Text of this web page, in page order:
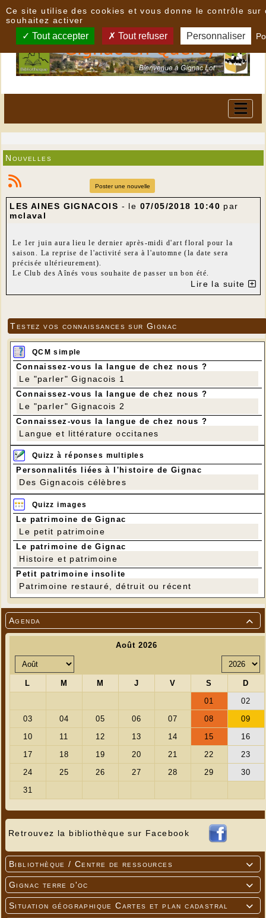

Agenda
Retrouvez la bibliothèque sur Facebook

Bibliothèque / Centre de ressources

Gignac terre d'oc

Situation géographique Cartes et plan cadastral
Nouvelles
Poster une nouvelle
LES AINES GIGNACOIS - le 07/05/2018 10:40 par
mclaval
Le 1er juin aura lieu le dernier après-midi d'art floral pour la
saison. La reprise de l'activité sera à l'automne (la date sera
précisée ultérieurement).
Le Club des Aînés vous souhaite de passer un bon été.
Photo des réalisations de l'activité du 27 avril dernier. Nous
étions 8 participantes...
Photo Marie-Claude Laval
Lire la suite
Testez vos connaissances sur Gignac
QCM simple
Connaissez-vous la langue de chez nous ?
Le "parler" Gignacois 1
Connaissez-vous la langue de chez nous ?
Le "parler" Gignacois 2
Connaissez-vous la langue de chez nous ?
Langue et littérature occitanes
Quizz à réponses multiples
Personnalités liées à l'histoire de Gignac
Des Gignacois célèbres
Quizz images
Le patrimoine de Gignac
Le petit patrimoine
Le patrimoine de Gignac
Histoire et patrimoine
Petit patrimoine insolite
Patrimoine restauré, détruit ou récent
Ce site utilise des cookies et vous donne le contrôle sur
souhaitez activer
Tout accepter Tout refuser Personnaliser